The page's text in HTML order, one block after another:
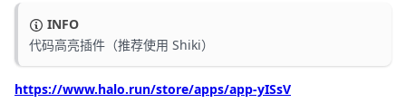
INFO
代码高亮插件（推荐使用 Shiki）
https://www.halo.run/store/apps/app-yISsV